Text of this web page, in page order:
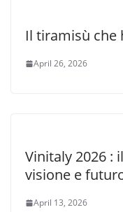
Il tiramisù che
April 26, 2026
Vinitaly 2026 :
visione e
April 13, 2026